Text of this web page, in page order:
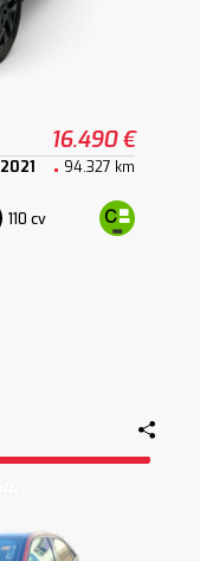
16.490 €
2021 94.327 km
110 cv